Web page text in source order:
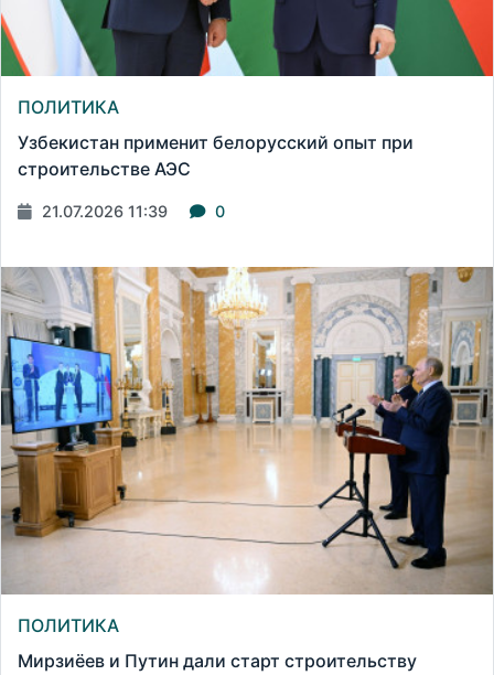
ПОЛИТИКА
Узбекистан применит белорусский опыт при
строительстве АЭС
21.07.2026 11:39 0
ПОЛИТИКА
Мирзиёев и Путин дали старт строительству